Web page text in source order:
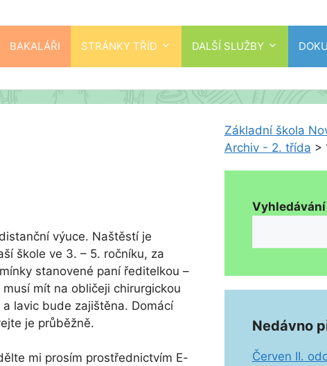
BAKALÁŘI STRÁNKY TŘÍD DALŠÍ SLUŽBY
výuce. Naštěstí je
škole ve 3. – 5. ročníku, za
stanovené paní ředitelkou –
mít na obličeji chirurgickou
lavic bude zajištěna. Domácí
je průběžně.
mi prosím prostřednictvím E-
Základní škola
Archiv - 2. třída >
Vyhledávání
Nedávno
Červen II.